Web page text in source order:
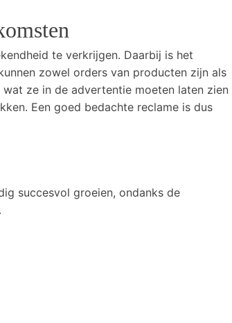
te verkrijgen. Daarbij is het
zowel orders van producten zijn als
ze in de advertentie moeten laten zien
Een goed bedachte reclame is dus
succesvol groeien, ondanks de
.